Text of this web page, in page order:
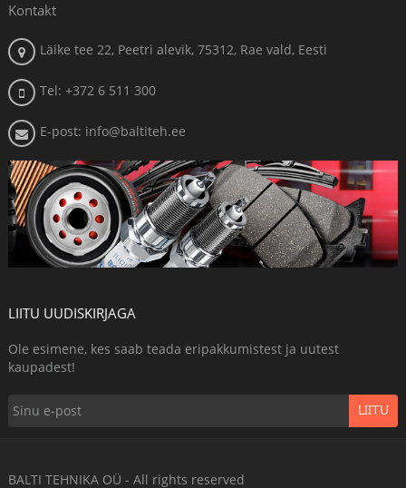
Kontakt
Läike tee 22, Peetri alevik, 75312, Rae vald, Eesti
Tel: +372 6 511 300
E-post: info@baltiteh.ee
LIITU UUDISKIRJAGA
Ole esimene, kes saab teada eripakkumistest ja uutest
kaupadest!
LIITU
BALTI TEHNIKA OÜ - All rights reserved